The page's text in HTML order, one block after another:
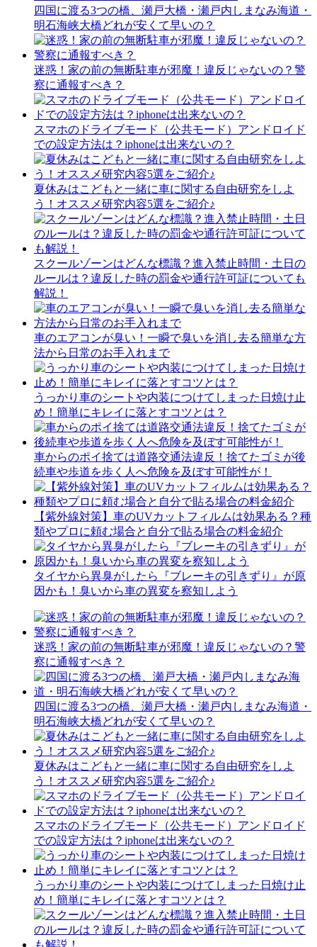
四国に渡る3つの橋、瀬戸大橋・瀬戸内しまなみ海道・
明石海峡大橋どれが安くて早いの？
迷惑！家の前の無断駐車が邪魔！違反じゃないの？警
察に通報すべき？
スマホのドライブモード（公共モード）アンドロイド
での設定方法は？iphoneは出来ないの？
夏休みはこどもと一緒に車に関する自由研究をしよ
う！オススメ研究内容5選をご紹介♪
スクールゾーンはどんな標識？進入禁止時間・土日の
ルールは？違反した時の罰金や通行許可証についても
解説！
車のエアコンが臭い！一瞬で臭いを消し去る簡単な方
法から日常のお手入れまで
うっかり車のシートや内装につけてしまった日焼け止
め！簡単にキレイに落とすコツとは？
車からのポイ捨ては道路交通法違反！捨てたゴミが後
続車や歩道を歩く人へ危険を及ぼす可能性が！
【紫外線対策】車のUVカットフィルムは効果ある？種
類やプロに頼む場合と自分で貼る場合の料金紹介
タイヤから異臭がしたら『ブレーキの引きずり』が原
因かも！臭いから車の異変を察知しよう
迷惑！家の前の無断駐車が邪魔！違反じゃないの？警
察に通報すべき？
四国に渡る3つの橋、瀬戸大橋・瀬戸内しまなみ海道・
明石海峡大橋どれが安くて早いの？
夏休みはこどもと一緒に車に関する自由研究をしよ
う！オススメ研究内容5選をご紹介♪
スマホのドライブモード（公共モード）アンドロイド
での設定方法は？iphoneは出来ないの？
うっかり車のシートや内装につけてしまった日焼け止
め！簡単にキレイに落とすコツとは？